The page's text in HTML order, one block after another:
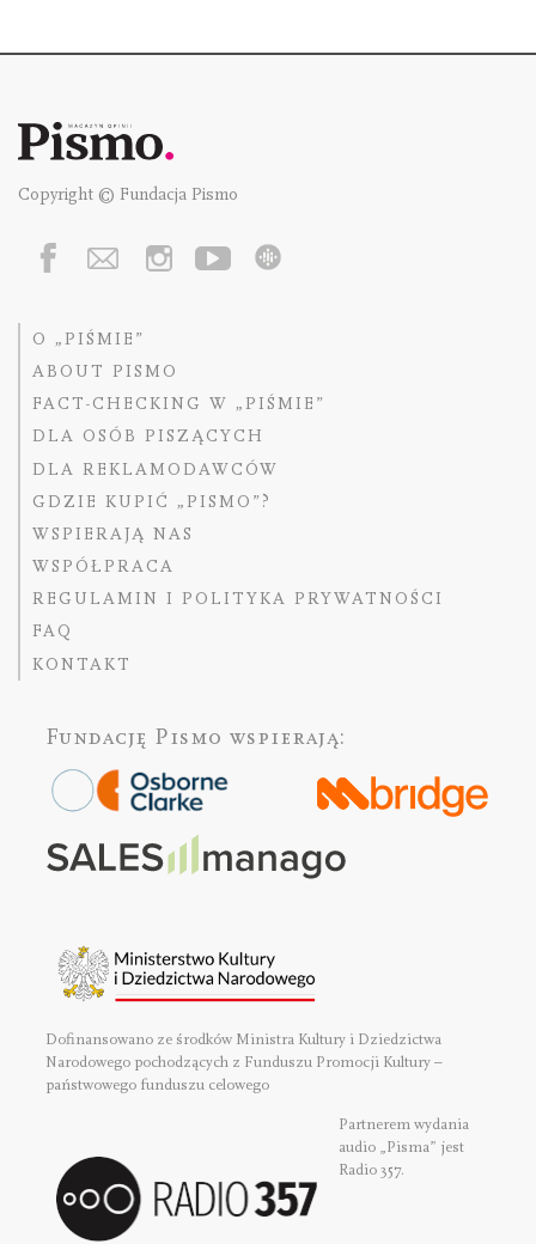
Copyright © Fundacja Pismo
O „PIŚMIE”
ABOUT PISMO
FACT-CHECKING W „PIŚMIE”
DLA OSÓB PISZĄCYCH
DLA REKLAMODAWCÓW
GDZIE KUPIĆ „PISMO”?
WSPIERAJĄ NAS
WSPÓŁPRACA
REGULAMIN I POLITYKA PRYWATNOŚCI
FAQ
KONTAKT
Fundację Pismo wspierają:
Dofinansowano ze środków Ministra Kultury i Dziedzictwa
Narodowego pochodzących z Funduszu Promocji Kultury –
państwowego funduszu celowego
Partnerem wydania
audio „Pisma” jest
Radio 357.